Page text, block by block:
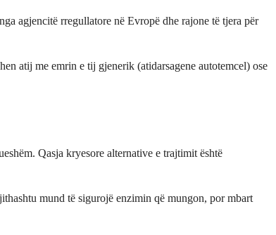
agjencitë rregullatore në Evropë dhe rajone të tjera për
atij me emrin e tij gjenerik (atidarsagene autotemcel) ose
Qasja kryesore alternative e trajtimit është
mund të sigurojë enzimin që mungon, por mbart